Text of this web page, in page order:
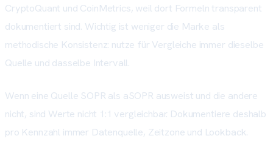
CryptoQuant und CoinMetrics, weil dort Formeln transparent
dokumentiert sind. Wichtig ist weniger die Marke als
methodische Konsistenz: nutze für Vergleiche immer dieselbe
Quelle und dasselbe Intervall.
Wenn eine Quelle SOPR als aSOPR ausweist und die andere
nicht, sind Werte nicht 1:1 vergleichbar. Dokumentiere deshalb
pro Kennzahl immer Datenquelle, Zeitzone und Lookback.